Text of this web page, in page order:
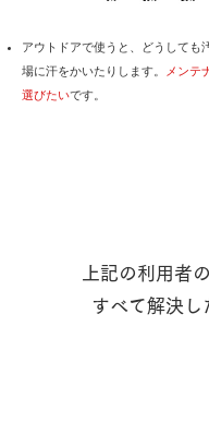
アウトドアで使うと、どうしても
場に汗をかいたりします。
メンテ
選びたいです。
上記の利用者
すべて解決し